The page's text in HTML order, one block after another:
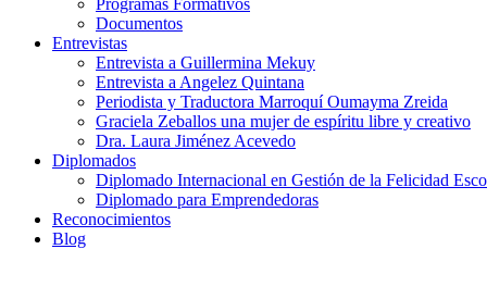
Programas Formativos
Documentos
Entrevistas
Entrevista a Guillermina Mekuy
Entrevista a Angelez Quintana
Periodista y Traductora Marroquí Oumayma Zreida
Graciela Zeballos una mujer de espíritu libre y creativo
Dra. Laura Jiménez Acevedo
Diplomados
Diplomado Internacional en Gestión de la Felicidad
Diplomado para Emprendedoras
Reconocimientos
Blog